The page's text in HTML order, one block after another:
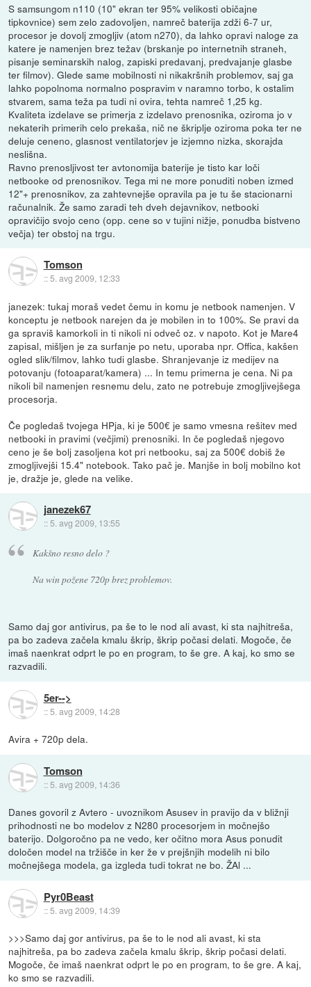
S samsungom n110 (10" ekran ter 95% velikosti običajne
tipkovnice) sem zelo zadovoljen, namreč baterija zdži 6-7 ur,
procesor je dovolj zmogljiv (atom n270), da lahko opravi naloge za
katere je namenjen brez težav (brskanje po internetnih straneh,
pisanje seminarskih nalog, zapiski predavanj, predvajanje glasbe
ter filmov). Glede same mobilnosti ni nikakršnih problemov, saj ga
lahko popolnoma normalno pospravim v naramno torbo, k ostalim
stvarem, sama teža pa tudi ni ovira, tehta namreč 1,25 kg.
Kvaliteta izdelave se primerja z izdelavo prenosnika, oziroma jo v
nekaterih primerih celo prekaša, nič ne škriplje oziroma poka ter ne
deluje ceneno, glasnost ventilatorjev je izjemno nizka, skorajda
neslišna.
Ravno prenosljivost ter avtonomija baterije je tisto kar loči
netbooke od prenosnikov. Tega mi ne more ponuditi noben izmed
12"+ prenosnikov, za zahtevnejše opravila pa je tu še stacionarni
računalnik. Že samo zaradi teh dveh dejavnikov, netbooki
opravičijo svojo ceno (opp. cene so v tujini nižje, ponudba bistveno
večja) ter obstoj na trgu.
Tomson
::5. avg 2009, 12:33
janezek: tukaj moraš vedet čemu in komu je netbook namenjen. V
konceptu je netbook narejen da je mobilen in to 100%. Se pravi da
ga spraviš kamorkoli in ti nikoli ni odveč oz. v napoto. Kot je Mare4
zapisal, mišljen je za surfanje po netu, uporaba npr. Offica, kakšen
ogled slik/filmov, lahko tudi glasbe. Shranjevanje iz medijev na
potovanju (fotoaparat/kamera) ... In temu primerna je cena. Ni pa
nikoli bil namenjen resnemu delu, zato ne potrebuje zmogljivejšega
procesorja.
Če pogledaš tvojega HPja, ki je 500€ je samo vmesna rešitev med
netbooki in pravimi (večjimi) prenosniki. In če pogledaš njegovo
ceno je še bolj zasoljena kot pri netbooku, saj za 500€ dobiš že
zmogljivejši 15.4" notebook. Tako pač je. Manjše in bolj mobilno kot
je, dražje je, glede na velike.
janezek67
:: 5. avg 2009, 13:55
Kakšno resno delo ?
Na win požene 720p brez problemov.
Samo daj gor antivirus, pa še to le nod ali avast, ki sta najhitreša,
pa bo zadeva začela kmalu škrip, škrip počasi delati. Mogoče, če
imaš naenkrat odprt le po en program, to še gre. A kaj, ko smo se
razvadili.
5er-->
::5. avg 2009, 14:28
Avira + 720p dela.
Tomson
:: 5. avg 2009, 14:36
Danes govoril z Avtero - uvoznikom Asusev in pravijo da v bližnji
prihodnosti ne bo modelov z N280 procesorjem in močnejšo
baterijo. Dolgoročno pa ne vedo, ker očitno mora Asus ponudit
določen model na tržišče in ker že v prejšnjih modelih ni bilo
močnejšega modela, ga izgleda tudi tokrat ne bo. ŽAl ...
Pyr0Beast
::5. avg 2009, 14:39
>>>Samo daj gor antivirus, pa še to le nod ali avast, ki sta
najhitreša, pa bo zadeva začela kmalu škrip, škrip počasi delati.
Mogoče, če imaš naenkrat odprt le po en program, to še gre. A kaj,
ko smo se razvadili.